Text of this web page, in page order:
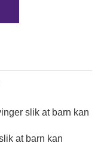
slik at barn kan
at barn kan